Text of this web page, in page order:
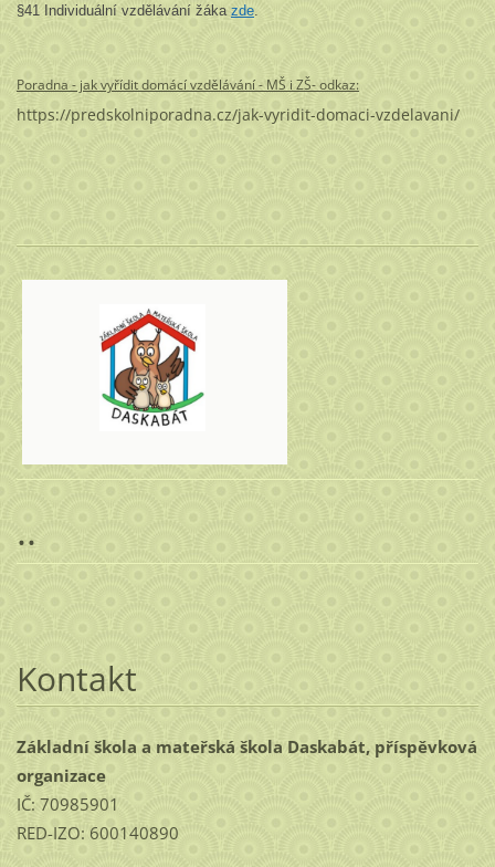
§41 Individuální vzdělávání žáka zde.
Poradna - jak vyřídit domácí vzdělávání - MŠ i ZŠ- odkaz:
https://predskolniporadna.cz/jak-vyridit-domaci-vzdelavani/
..
Kontakt
Základní škola a mateřská škola Daskabát, příspěvková
organizace
IČ: 70985901
RED-IZO: 600140890